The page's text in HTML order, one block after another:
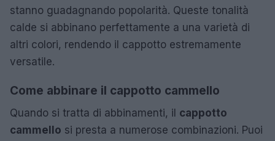
stanno guadagnando popolarità. Queste tonalità
calde si abbinano perfettamente a una varietà di
altri colori, rendendo il cappotto estremamente
versatile.
Come abbinare il cappotto cammello
Quando si tratta di abbinamenti, il cappotto
cammello si presta a numerose combinazioni. Puoi